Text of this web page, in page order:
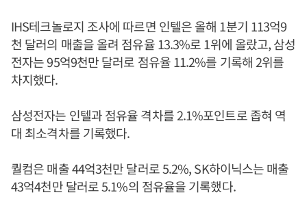
IHS테크놀로지 조사에 따르면 인텔은 올해 1분기 113억9
천 달러의 매출을 올려 점유율 13.3%로 1위에 올랐고, 삼성
전자는 95억9천만 달러로 점유율 11.2%를 기록해 2위를
차지했다.
삼성전자는 인텔과 점유율 격차를 2.1%포인트로 좁혀 역
대 최소격차를 기록했다.
퀄컴은 매출 44억3천만 달러로 5.2%, SK하이닉스는 매출
43억4천만 달러로 5.1%의 점유율을 기록했다.